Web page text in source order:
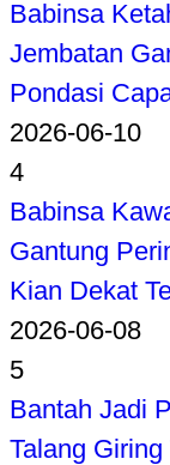
Babinsa
Jembatan
Pondasi
2026-06-10
4
Babinsa
Gantung
Kian Dekat
2026-06-08
5
Bantah Jadi
Talang